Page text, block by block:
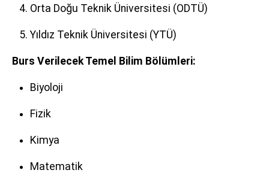
Orta Doğu Teknik Üniversitesi (ODTÜ)
Yıldız Teknik Üniversitesi (YTÜ)
Burs Verilecek Temel Bilim Bölümleri:
Biyoloji
Fizik
Kimya
Matematik